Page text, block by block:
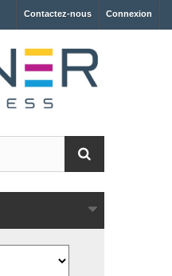
Connexion
Contactez-nous